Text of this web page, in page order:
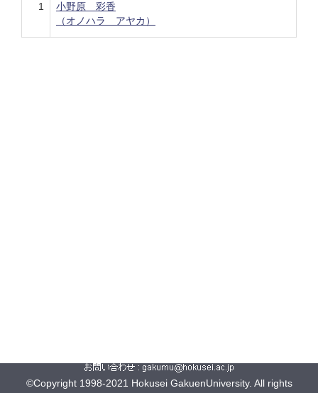
1
小野原 彩香
（オノハラ アヤカ）
©Copyright 1998-2021 Hokusei GakuenUniversity. All rights